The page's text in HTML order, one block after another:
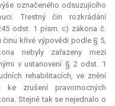
označeného odsuzujícího
Trestný čin rozkrádání
odst. 1 písm. c) zákona č.
křivé výpovědi podle § 5,
nebyly zařazeny mezi
v ustanovení § 2 odst. 1
rehabilitacích, ve znění
zrušení pravomocných
Stejně tak se nejednalo o